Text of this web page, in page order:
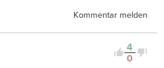
Kommentar melden
4
0